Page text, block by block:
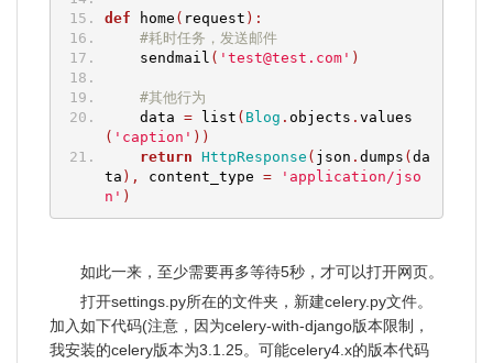
def home ( request ):
#耗时任务，发送邮件
sendmail ( 'test@test.com' )
#其他行为
data = list ( Blog . objects . values
( 'caption' ))
return HttpResponse ( json . dumps ( da
ta ), content_type =
'application/jso
n' )
如此一来，至少需要再多等待5秒，才可以打开网页。
打开settings.py所在的文件夹，新建celery.py文件。
加入如下代码(注意，因为celery-with-django版本限制，
我安装的celery版本为3.1.25。可能celery4.x的版本代码